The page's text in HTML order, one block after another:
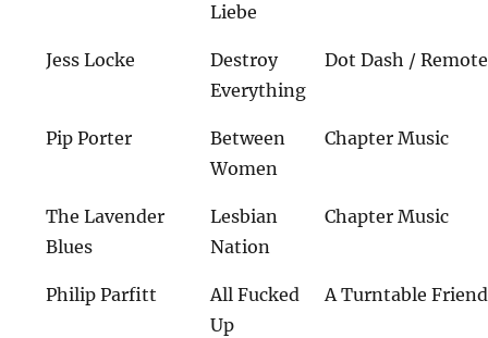
Liebe
Jess Locke
Destroy
Everything
Dot Dash /
Pip Porter
Between
Women
Chapter Music
The Lavender
Blues
Lesbian
Nation
Chapter Music
Philip Parfitt
All Fucked
Up
A Turntable Friend